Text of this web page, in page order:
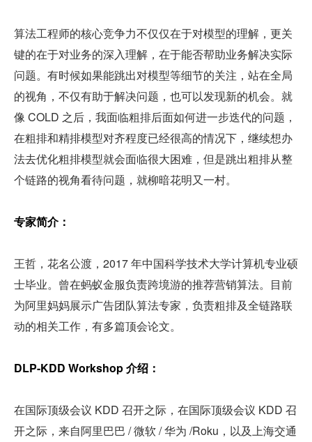
算法工程师的核心竞争力不仅仅在于对模型的理解，更关
键的在于对业务的深入理解，在于能否帮助业务解决实际
问题。有时候如果能跳出对模型等细节的关注，站在全局
的视角，不仅有助于解决问题，也可以发现新的机会。就
像 COLD 之后，我面临粗排后面如何进一步迭代的问题，
在粗排和精排模型对齐程度已经很高的情况下，继续想办
法去优化粗排模型就会面临很大困难，但是跳出粗排从整
个链路的视角看待问题，就柳暗花明又一村。
专家简介：
王哲，花名公渡，2017 年中国科学技术大学计算机专业硕
士毕业。曾在蚂蚁金服负责跨境游的推荐营销算法。目前
为阿里妈妈展示广告团队算法专家，负责粗排及全链路联
动的相关工作，有多篇顶会论文。
DLP-KDD Workshop 介绍：
在国际顶级会议 KDD 召开之际，在国际顶级会议 KDD 召
开之际，来自阿里巴巴 / 微软 / 华为 /Roku，以及上海交通